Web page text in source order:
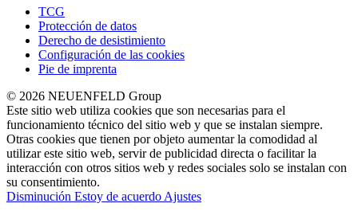
TCG
Protección de datos
Derecho de desistimiento
Configuración de las cookies
Pie de imprenta
© 2026 NEUENFELD Group
Este sitio web utiliza cookies que son necesarias para el
funcionamiento técnico del sitio web y que se instalan siempre.
Otras cookies que tienen por objeto aumentar la comodidad al
utilizar este sitio web, servir de publicidad directa o facilitar la
interacción con otros sitios web y redes sociales solo se instalan con
su consentimiento.
Disminución Estoy de acuerdo Ajustes